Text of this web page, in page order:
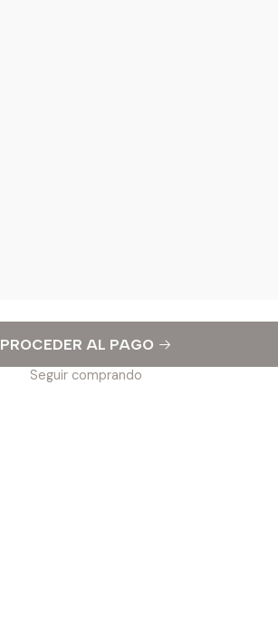
PROCEDER AL PAGO
Seguir comprando